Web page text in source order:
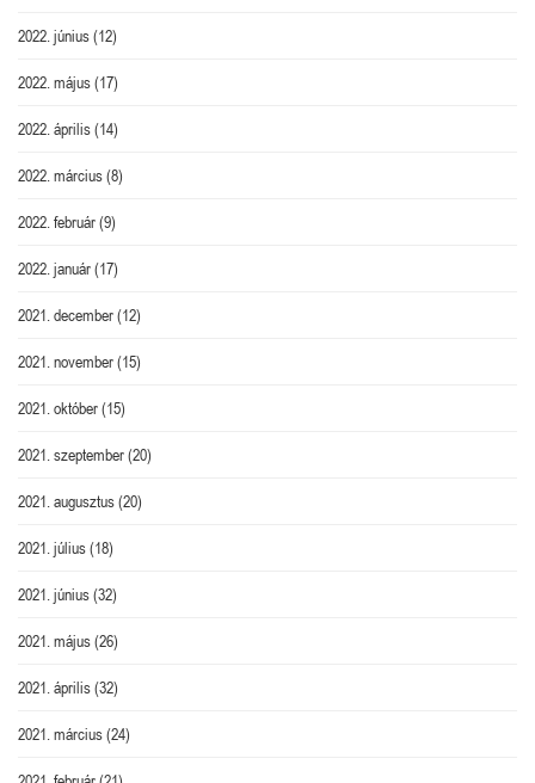
2022. június(12)
2022. május(17)
2022. április(14)
2022. március(8)
2022. február(9)
2022. január(17)
2021. december(12)
2021. november(15)
2021. október(15)
2021. szeptember(20)
2021. augusztus(20)
2021. július(18)
2021. június(32)
2021. május(26)
2021. április(32)
2021. március(24)